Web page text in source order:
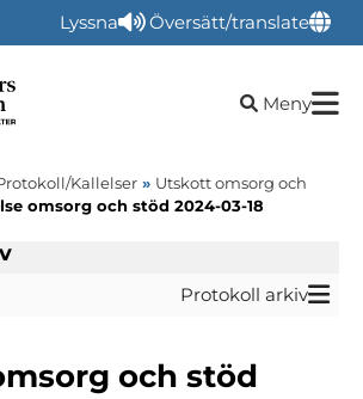
Lyssna Översätt/translate
Öppna
Meny
Kallelser » Utskott omsorg och
omsorg och stöd 2024-03-18
Protokoll arkiv
och stöd